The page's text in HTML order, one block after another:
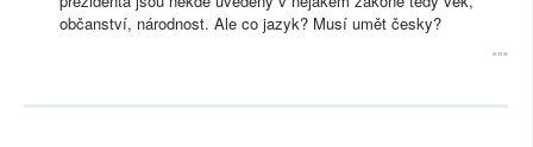
občanství, národnost. Ale co jazyk? Musí umět česky?